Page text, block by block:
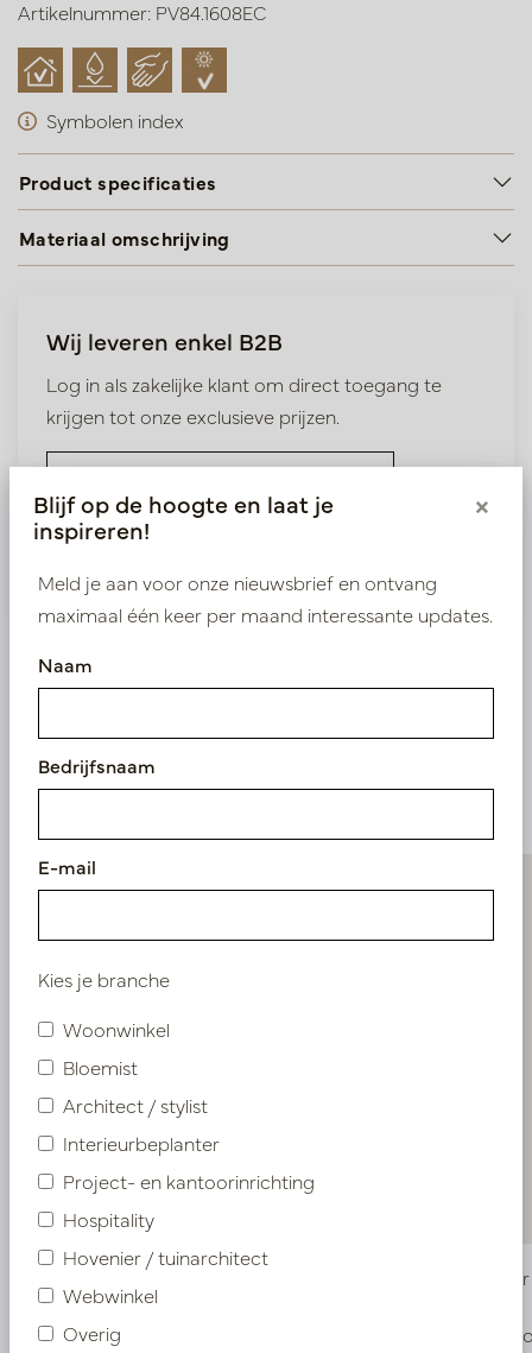
Artikelnummer: PV84.1608EC
Symbolen index
Product specificaties
Materiaal omschrijving
Wij leveren enkel B2B
Log in als zakelijke klant om direct toegang te
krijgen tot onze exclusieve prijzen.
Vergelijkbare
producten
Pot Rover Beige D34 H97
Op voorraad
Pot
Op
Blijf op de hoogte en laat je
inspireren!
×
Meld je aan voor onze nieuwsbrief en ontvang
maximaal één keer per maand interessante updates.
Naam
Bedrijfsnaam
E-mail
Kies je branche
Woonwinkel
Bloemist
Architect / stylist
Interieurbeplanter
Project- en kantoorinrichting
Hospitality
Hovenier / tuinarchitect
Webwinkel
Overig